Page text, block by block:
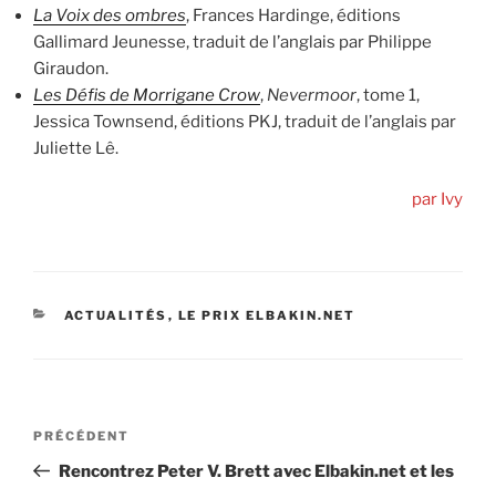
La Voix des ombres, Frances Hardinge, éditions
Gallimard Jeunesse, traduit de l’anglais par Philippe
Giraudon.
Les Défis de Morrigane Crow, Nevermoor, tome 1,
Jessica Townsend, éditions PKJ, traduit de l’anglais par
Juliette Lê.
par Ivy
CATÉGORIES
ACTUALITÉS , LE PRIX ELBAKIN.NET
Navigation
Article
précédent
PRÉCÉDENT
Rencontrez Peter V. Brett avec Elbakin.net et les